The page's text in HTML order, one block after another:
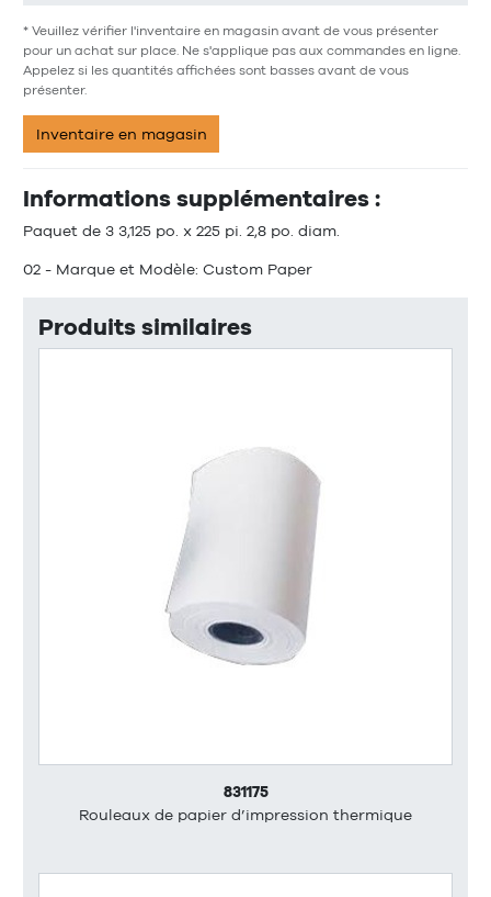
* Veuillez vérifier l'inventaire en magasin avant de vous présenter
pour un achat sur place. Ne s'applique pas aux commandes en ligne.
Appelez si les quantités affichées sont basses avant de vous
présenter.
Inventaire en magasin
Informations supplémentaires :
Paquet de 3 3,125 po. x 225 pi. 2,8 po. diam.
02 - Marque et Modèle: Custom Paper
Produits similaires
831175
Rouleaux de papier d’impression thermique